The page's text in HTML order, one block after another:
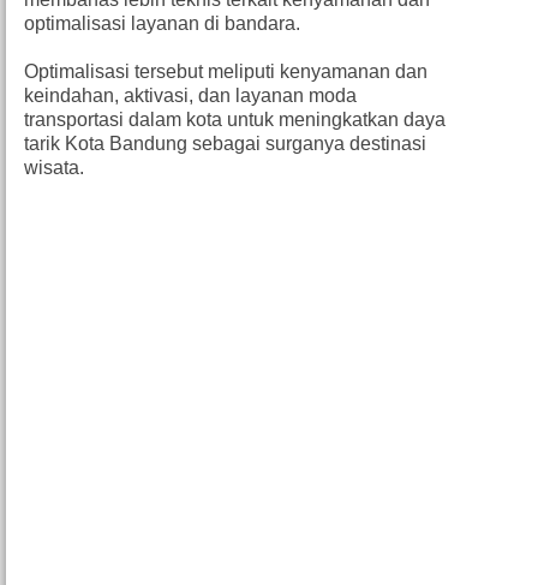
optimalisasi layanan di bandara.
Optimalisasi tersebut meliputi kenyamanan dan
keindahan, aktivasi, dan layanan moda
transportasi dalam kota untuk meningkatkan daya
tarik Kota Bandung sebagai surganya destinasi
wisata.